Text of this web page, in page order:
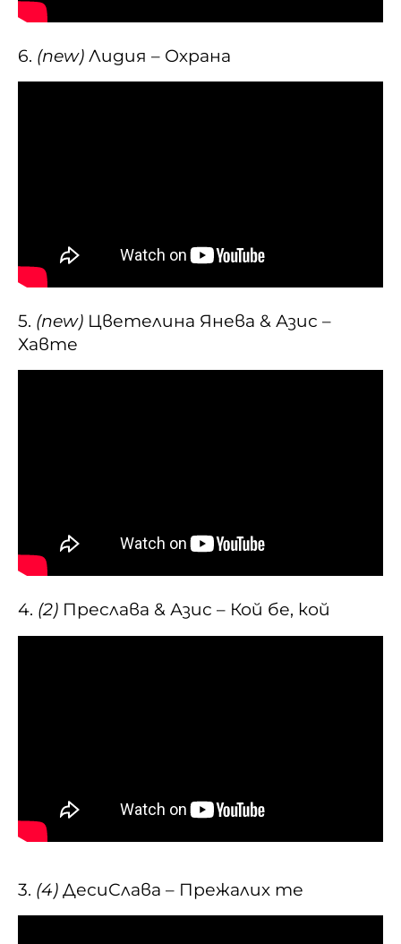
6. (new) Лидия – Охрана
5. (new) Цветелина Янева & Азис –
Хавте
4. (2) Преслава & Азис – Кой бе, кой
3. (4) ДесиСлава – Прежалих те